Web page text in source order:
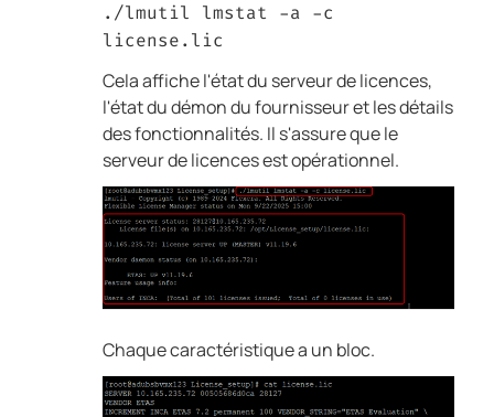
./lmutil lmstat -a -c
license.lic
Cela affiche l'état du serveur de licences,
l'état du démon du fournisseur et les détails
des fonctionnalités. Il s'assure que le
serveur de licences est opérationnel.
Chaque caractéristique a un bloc.